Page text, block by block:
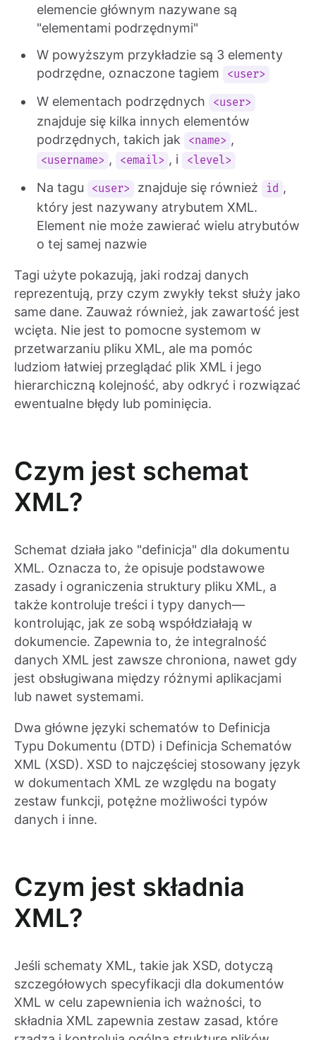
elemencie głównym nazywane są
"elementami podrzędnymi"
W powyższym przykładzie są 3 elementy
podrzędne, oznaczone tagiem
<user>
W elementach podrzędnych <user>
znajduje się kilka innych elementów
podrzędnych, takich jak
<name> ,
<username> , <email> , i <level>
Na tagu <user> znajduje się również id ,
który jest nazywany atrybutem XML.
Element nie może zawierać wielu atrybutów
o tej samej nazwie
Tagi użyte pokazują, jaki rodzaj danych
reprezentują, przy czym zwykły tekst służy jako
same dane. Zauważ również, jak zawartość jest
wcięta. Nie jest to pomocne systemom w
przetwarzaniu pliku XML, ale ma pomóc
ludziom łatwiej przeglądać plik XML i jego
hierarchiczną kolejność, aby odkryć i rozwiązać
ewentualne błędy lub pominięcia.
Czym jest schemat
XML?
Schemat działa jako "definicja" dla dokumentu
XML. Oznacza to, że opisuje podstawowe
zasady i ograniczenia struktury pliku XML, a
także kontroluje treści i typy danych—
kontrolując, jak ze sobą współdziałają w
dokumencie. Zapewnia to, że integralność
danych XML jest zawsze chroniona, nawet gdy
jest obsługiwana między różnymi aplikacjami
lub nawet systemami.
Dwa główne języki schematów to Definicja
Typu Dokumentu (DTD) i Definicja Schematów
XML (XSD). XSD to najczęściej stosowany język
w dokumentach XML ze względu na bogaty
zestaw funkcji, potężne możliwości typów
danych i inne.
Czym jest składnia
XML?
Jeśli schematy XML, takie jak XSD, dotyczą
szczegółowych specyfikacji dla dokumentów
XML w celu zapewnienia ich ważności, to
składnia XML zapewnia zestaw zasad, które